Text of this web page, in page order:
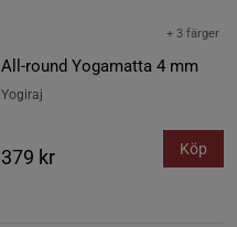
All-round Yogamatta 4 mm
+ 3 färger
Yogiraj
379 kr Köp